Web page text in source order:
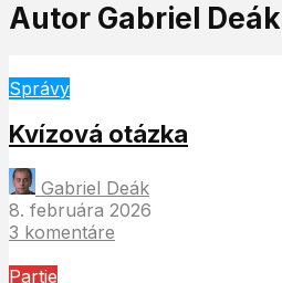
Autor Gabriel Deák
Správy
Kvízová otázka
Gabriel Deák
8. februára 2026
3 komentáre
Partie